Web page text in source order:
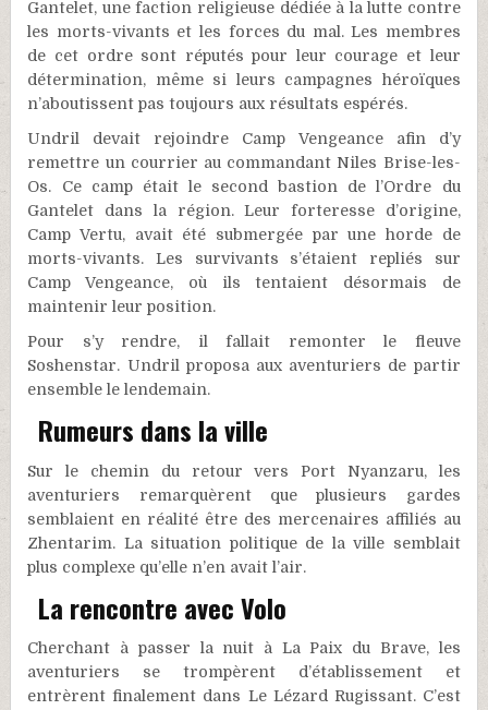
Gantelet, une faction religieuse dédiée à la lutte contre
les morts-vivants et les forces du mal. Les membres
de cet ordre sont réputés pour leur courage et leur
détermination, même si leurs campagnes héroïques
n’aboutissent pas toujours aux résultats espérés.
Undril devait rejoindre Camp Vengeance afin d’y
remettre un courrier au commandant Niles Brise-les-
Os. Ce camp était le second bastion de l’Ordre du
Gantelet dans la région. Leur forteresse d’origine,
Camp Vertu, avait été submergée par une horde de
morts-vivants. Les survivants s’étaient repliés sur
Camp Vengeance, où ils tentaient désormais de
maintenir leur position.
Pour s’y rendre, il fallait remonter le fleuve
Soshenstar. Undril proposa aux aventuriers de partir
ensemble le lendemain.
Rumeurs dans la ville
Sur le chemin du retour vers Port Nyanzaru, les
aventuriers remarquèrent que plusieurs gardes
semblaient en réalité être des mercenaires affiliés au
Zhentarim. La situation politique de la ville semblait
plus complexe qu’elle n’en avait l’air.
La rencontre avec Volo
Cherchant à passer la nuit à La Paix du Brave, les
aventuriers se trompèrent d’établissement et
entrèrent finalement dans Le Lézard Rugissant. C’est